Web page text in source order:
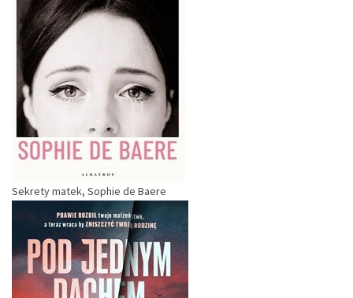
Sekrety matek, Sophie de Baere